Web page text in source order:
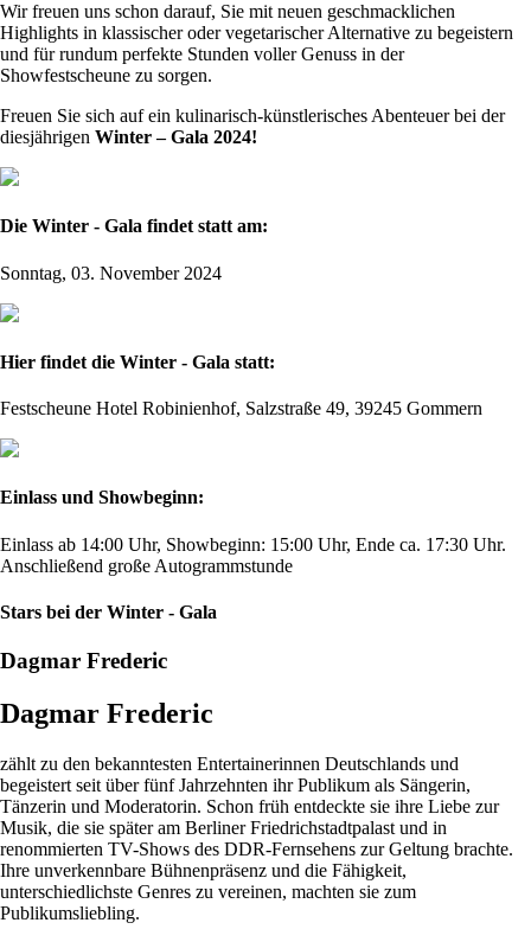
Wir freuen uns schon darauf, Sie mit neuen geschmacklichen
Highlights in klassischer oder vegetarischer Alternative zu begeistern
und für rundum perfekte Stunden voller Genuss in der
Showfestscheune zu sorgen.
Freuen Sie sich auf ein kulinarisch-künstlerisches Abenteuer bei der
diesjährigen Winter – Gala 2024!
Die Winter - Gala findet statt am:
Sonntag, 03. November 2024
Hier findet die Winter - Gala statt:
Festscheune Hotel Robinienhof, Salzstraße 49, 39245 Gommern
Einlass und Showbeginn:
Einlass ab 14:00 Uhr, Showbeginn: 15:00 Uhr, Ende ca. 17:30 Uhr.
Anschließend große Autogrammstunde
Stars bei der Winter - Gala
Dagmar Frederic
Dagmar Frederic
zählt zu den bekanntesten Entertainerinnen Deutschlands und
begeistert seit über fünf Jahrzehnten ihr Publikum als Sängerin,
Tänzerin und Moderatorin. Schon früh entdeckte sie ihre Liebe zur
Musik, die sie später am Berliner Friedrichstadtpalast und in
renommierten TV-Shows des DDR-Fernsehens zur Geltung brachte.
Ihre unverkennbare Bühnenpräsenz und die Fähigkeit,
unterschiedlichste Genres zu vereinen, machten sie zum
Publikumsliebling.